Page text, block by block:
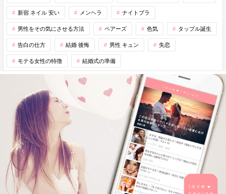
新宿 ネイル 安い メンヘラ ナイトブラ
男性をその気にさせる方法 ペアーズ 色気 タップル誕生
告白の仕方 結婚 後悔 男性 キュン 失恋
モテる女性の特徴 結婚式の準備